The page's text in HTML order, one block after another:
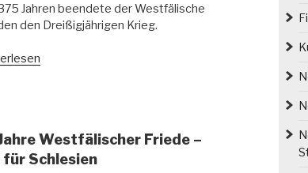
Jahren beendete der Westfälische
den Dreißigjährigen Krieg.
Westfälischer Friede –
für Schlesien